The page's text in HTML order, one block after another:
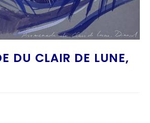
DU CLAIR DE LUNE,